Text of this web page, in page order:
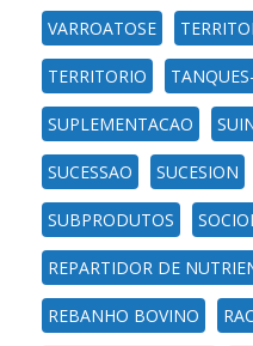
VARROATOSE
TERRITORIO
SUPLEMENTACAO
SUCESSAO SUCESION
SUBPRODUTOS
REPARTIDOR DE
REBANHO BOVINO